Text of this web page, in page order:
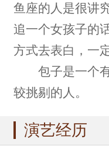
鱼座的人是很讲
追一个女孩子的
方式去表白，一
包子是一个有
较挑剔的人。
演艺经历